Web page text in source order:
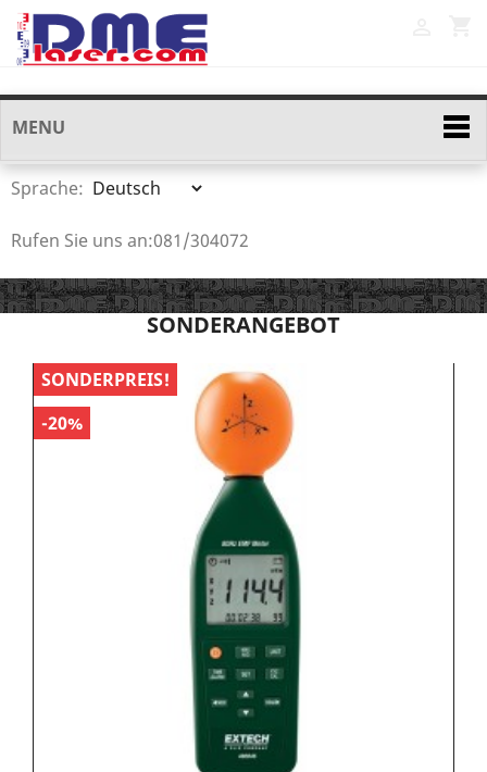
MENU
Sprache:
Rufen Sie uns an:081/304072
SONDERANGEBOT
SONDERPREIS!
-20%